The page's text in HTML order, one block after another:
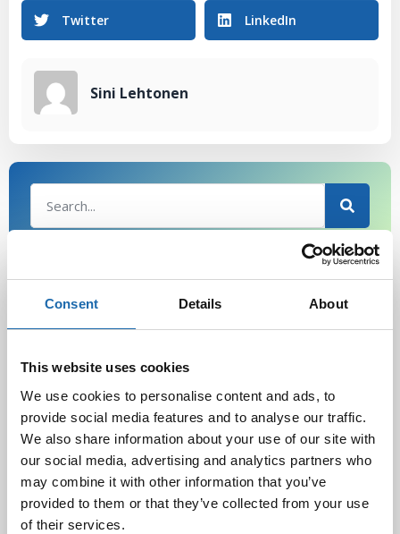
Consent Details About
This website uses cookies
We use cookies to personalise content and ads, to
provide social media features and to analyse our traffic.
We also share information about your use of our site with
our social media, advertising and analytics partners who
may combine it with other information that you’ve
provided to them or that they’ve collected from your use
of their services.
Twitter LinkedIn
Sini Lehtonen
Latest Post
28.11.2025
Kevään uutuus tuotteet ovat nyt
verkkokaupassa!
10.03.2025